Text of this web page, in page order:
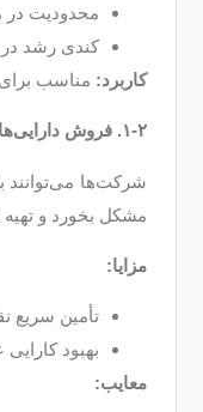
محدودیت در
کندی رشد در
کاربرد: مناسب
۱-۲. فروش دارایی‌های مازاد
شرکت‌ها می‌توانند
مشکل بخورد و
مزایا:
تأمین سریع
بهبود کارایی
معایب: